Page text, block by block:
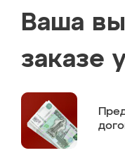
Ваша
заказе